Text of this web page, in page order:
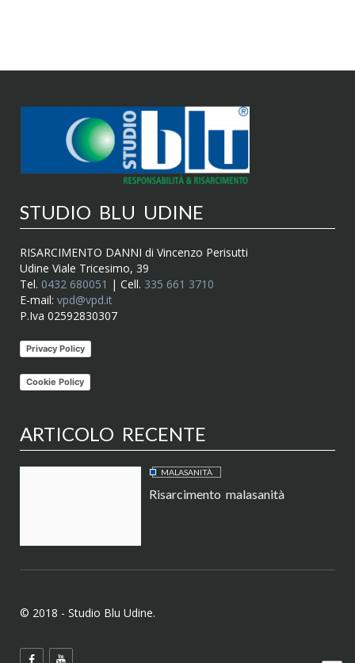
STUDIO BLU UDINE
RISARCIMENTO DANNI di Vincenzo Perisutti
Udine Viale Tricesimo, 39
Tel. 0432 680051 | Cell. 335 661 3710
E-mail: vpd@vpd.it
P.Iva 02592830307
Privacy Policy
Cookie Policy
ARTICOLO RECENTE
MALASANITÀ
Risarcimento malasanità
© 2018 - Studio Blu Udine.